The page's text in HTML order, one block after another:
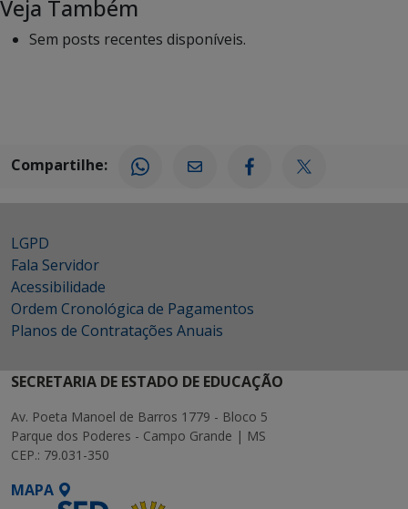
Veja Também
Sem posts recentes disponíveis.
Compartilhe:
LGPD
Fala Servidor
Acessibilidade
Ordem Cronológica de Pagamentos
Planos de Contratações Anuais
SECRETARIA DE ESTADO DE EDUCAÇÃO
Av. Poeta Manoel de Barros 1779 - Bloco 5
Parque dos Poderes - Campo Grande | MS
CEP.: 79.031-350
MAPA